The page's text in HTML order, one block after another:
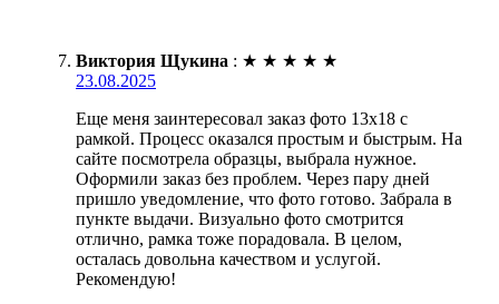
Виктория Щукина : ★ ★ ★ ★ ★
23.08.2025
Еще меня заинтересовал заказ фото 13х18 с
рамкой. Процесс оказался простым и быстрым. На
сайте посмотрела образцы, выбрала нужное.
Оформили заказ без проблем. Через пару дней
пришло уведомление, что фото готово. Забрала в
пункте выдачи. Визуально фото смотрится
отлично, рамка тоже порадовала. В целом,
осталась довольна качеством и услугой.
Рекомендую!